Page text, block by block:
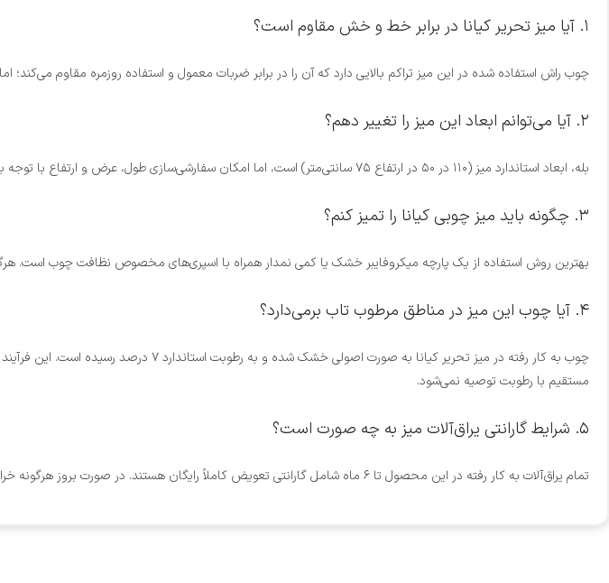
۱. آیا میز تحریر کیانا در برابر خط و خش مقاوم است؟
چوب راش استفاده شده در این میز تراکم بالایی دارد که آن را در برابر ضربات معمول و استفاده روزمره مقاوم
۲. آیا می‌توانم ابعاد این میز را تغییر دهم؟
بله، ابعاد استاندارد میز (۱۱۰ در ۵۰ در ارتفاع ۷۵ سانتی‌متر) است، اما امکان سفارشی‌سازی طول، عرض و ارتفاع با توجه به نیاز فضای شما وجود دارد.
۳. چگونه باید میز چوبی کیانا را تمیز کنم؟
بهترین روش استفاده از یک پارچه میکروفایبر خشک یا کمی نمدار همراه با اسپری‌های مخصوص نظافت چوب است. هرگز
۴. آیا چوب این میز در مناطق مرطوب تاب برمی‌دارد؟
چوب به کار رفته در میز تحریر کیانا به
مستقیم با رطوبت توصیه نمی‌شود.
۵. شرایط گارانتی یراق‌آلات میز به چه صورت است؟
تمام یراق‌آلات به کار رفته در این محصول تا ۶ ماه شامل گارانتی تعویض کاملاً رایگان هستند. در صورت بروز هرگونه خرابی پس از این مدت، قطعات مورد نیاز با هزینه ارسال رایگان برای شما تامین می‌شوند.